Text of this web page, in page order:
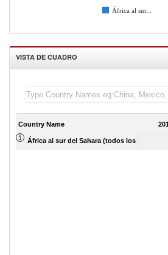
África al sur...
VISTA DE CUADRO
Country Name
África al sur del Sahara (todos los niveles